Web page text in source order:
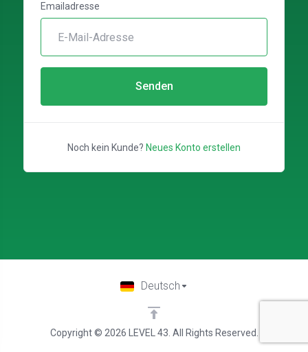
Emailadresse
Senden
Noch kein Kunde? Neues Konto erstellen
Copyright © 2026 LEVEL 43. All Rights Reserved.
Deutsch